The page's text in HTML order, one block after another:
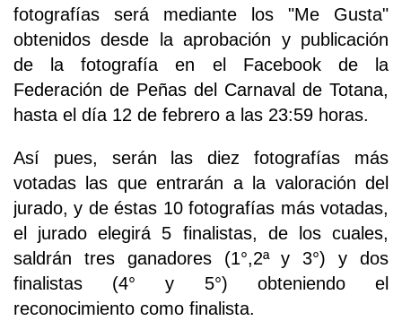
fotografías será mediante los "Me Gusta"
obtenidos desde la aprobación y publicación
de la fotografía en el Facebook de la
Federación de Peñas del Carnaval de Totana,
hasta el día 12 de febrero a las 23:59 horas.
Así pues, serán las diez fotografías más
votadas las que entrarán a la valoración del
jurado, y de éstas 10 fotografías más votadas,
el jurado elegirá 5 finalistas, de los cuales,
saldrán tres ganadores (1°,2ª y 3°) y dos
finalistas (4° y 5°) obteniendo el
reconocimiento como finalista.